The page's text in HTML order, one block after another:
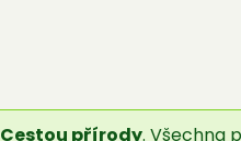
Cestou přírody. Všechna